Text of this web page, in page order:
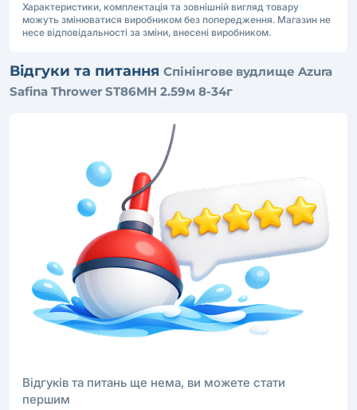
Характеристики, комплектація та зовнішній вигляд товару
можуть змінюватися виробником без попередження. Магазин не
несе відповідальності за зміни, внесені виробником.
Відгуки та питання Cпінінговe вудлище Azura
Safina Thrower ST86MH 2.59м 8-34г
Відгуків та питань ще нема, ви можете стати
першим